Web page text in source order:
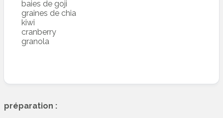
baies de goji
graines de chia
kiwi
cranberry
granola
préparation :